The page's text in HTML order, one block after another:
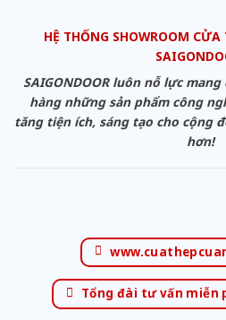
HỆ THỐNG SHOWROOM
SAIGONDOOR luôn nỗ lực
hàng những sản phẩm công
tăng tiện ích, sáng tạo cho cộng
hơn!
Tổng đài tư vấn miễn